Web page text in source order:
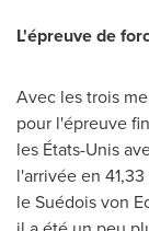
L'épreuve de
Avec les trois
pour l'épreuve
les États-Unis
l'arrivée en
le Suédois von